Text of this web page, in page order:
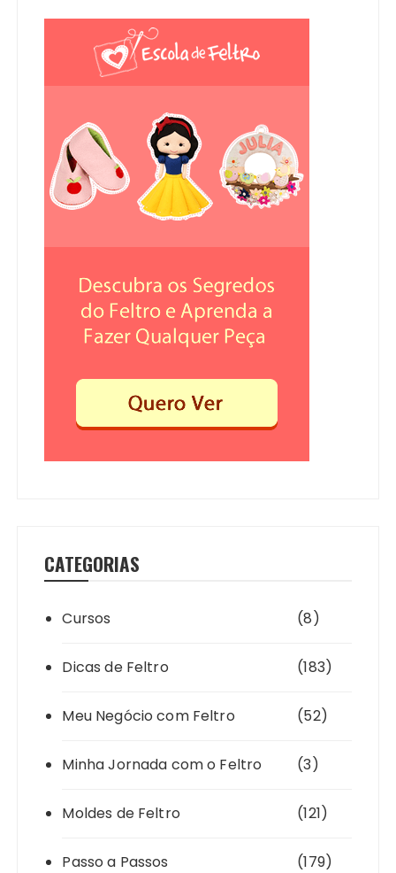
CATEGORIAS
Cursos (8)
Dicas de Feltro (183)
Meu Negócio com Feltro (52)
Minha Jornada com o Feltro (3)
Moldes de Feltro (121)
Passo a Passos (179)